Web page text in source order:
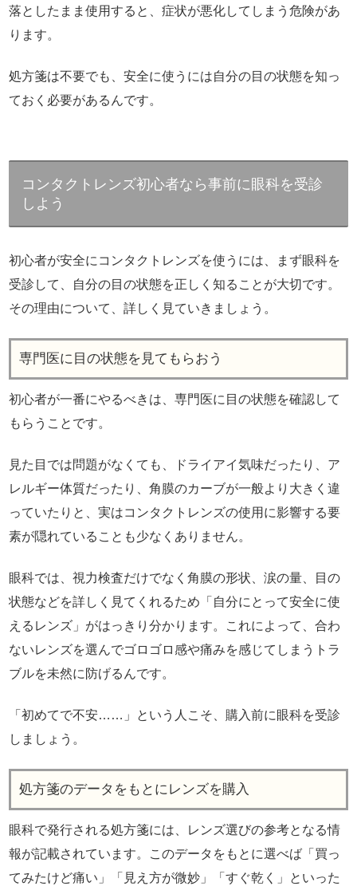
落としたまま使用すると、症状が悪化してしまう危険があ
ります。
処方箋は不要でも、安全に使うには自分の目の状態を知っ
ておく必要があるんです。
コンタクトレンズ初心者なら事前に眼科を受診
しよう
初心者が安全にコンタクトレンズを使うには、まず眼科を
受診して、自分の目の状態を正しく知ることが大切です。
その理由について、詳しく見ていきましょう。
専門医に目の状態を見てもらおう
初心者が一番にやるべきは、専門医に目の状態を確認して
もらうことです。
見た目では問題がなくても、ドライアイ気味だったり、ア
レルギー体質だったり、角膜のカーブが一般より大きく違
っていたりと、実はコンタクトレンズの使用に影響する要
素が隠れていることも少なくありません。
眼科では、視力検査だけでなく角膜の形状、涙の量、目の
状態などを詳しく見てくれるため「自分にとって安全に使
えるレンズ」がはっきり分かります。これによって、合わ
ないレンズを選んでゴロゴロ感や痛みを感じてしまうトラ
ブルを未然に防げるんです。
「初めてで不安……」という人こそ、購入前に眼科を受診
しましょう。
処方箋のデータをもとにレンズを購入
眼科で発行される処方箋には、レンズ選びの参考となる情
報が記載されています。このデータをもとに選べば「買っ
てみたけど痛い」「見え方が微妙」「すぐ乾く」といった